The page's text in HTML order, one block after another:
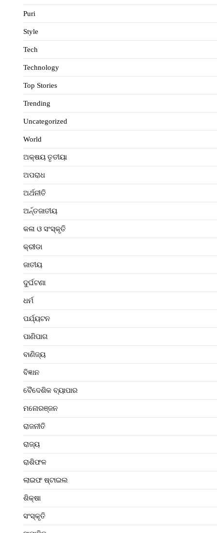
Puri
Style
Tech
Technology
Top Stories
Trending
Uncategorized
World
ଅକ୍ଷୟ ତୃତୀୟା
ଅପରାଧ
ଅର୍ଥନୀତି
ଅର୍ନ୍ତଜାତୀୟ
କଳା ଓ ସଂସ୍କୃତି
କ୍ରୀଡା
ଜାତୀୟ
ଦୁର୍ଘଟଣା
ଧର୍ମ
ପର୍ଯ୍ୟଟନ
ପାଣିପାଗ
ବାଣିଜ୍ୟ
ବିଜ୍ଞାନ
ବୈଦେଶିକ ବ୍ୟାପାର
ମନୋରଞ୍ଜନ
ରାଜନୀତି
ରାଜ୍ୟ
ରାଶିଫଳ
ଲାଇଫ ଷ୍ଟାଇଲ
ଶିକ୍ଷା
ସଂସ୍କୃତି